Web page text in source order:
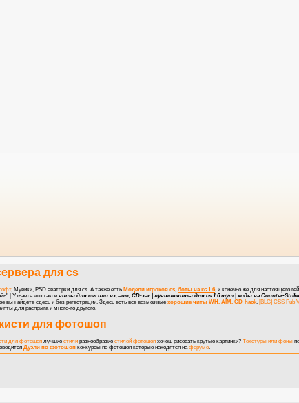
для cs
, Мувики, PSD аваторки для cs. А также есть Модели игроков cs боты на кс 1.6 , и конечно же для настоящего
| Узнаете что такое читы для css или вх, аим, CD-хак | лучшие читы для cs 1.6 тут | коды на Counter-Strike
вы найдете сдесь и без регестрации. Здесь есть все возможные хорошие читы WH, AIM, CD-hack [BLG] CSS Pub
для распрыга и много-го другого.
для фотошоп
для фотошоп лучшие стили разнообразие стилей фотошоп хочеш рисовать крутые картинки?Текстуры или фоны
Дуэли по фотошоп конкурсы по фотошоп которые находятся нафоруме.